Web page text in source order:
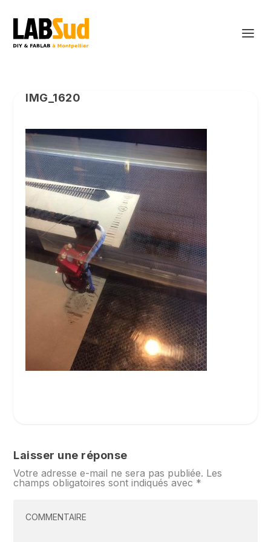
IMG_1620
Laisser une réponse
Votre adresse e-mail ne sera pas publiée. Les
champs obligatoires sont indiqués avec *